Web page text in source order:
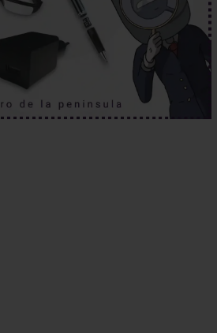
visto.
Haz clic aquí.
lo cambian todo.
clic aquí.